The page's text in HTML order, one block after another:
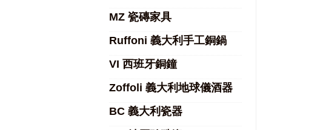
MZ 瓷磚家具
Ruffoni 義大利手工銅鍋
VI 西班牙銅鐘
Zoffoli 義大利地球儀酒器
BC 義大利瓷器